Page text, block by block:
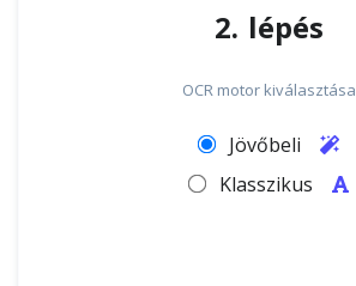
2. lépés
OCR motor kiválasztása
Jövőbeli
Klasszikus